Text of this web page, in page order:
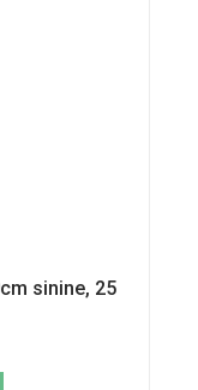
sinine, 25